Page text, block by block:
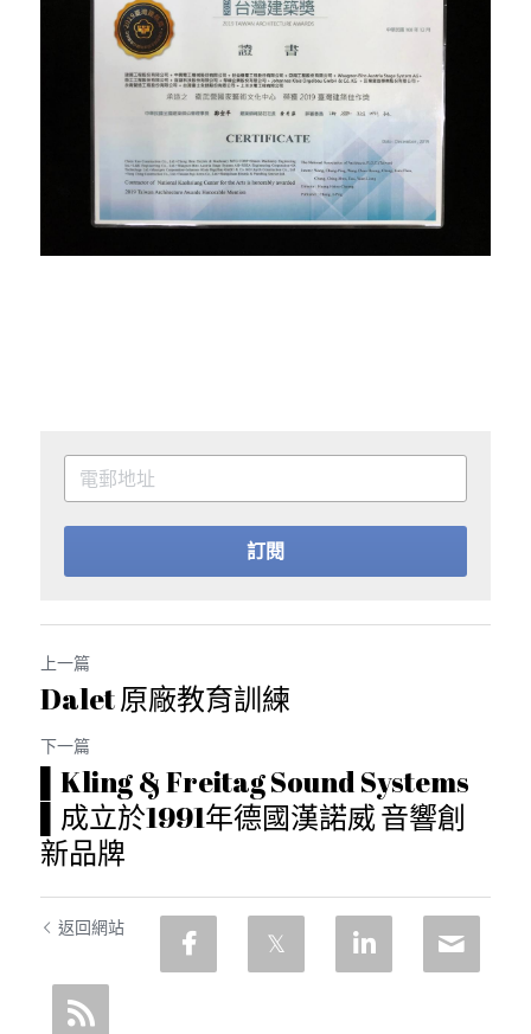
訂閱
上一篇
Dalet 原廠教育訓練
下一篇
▌Kling & Freitag Sound Systems
▌成立於1991年德國漢諾威 音響創
新品牌
返回網站